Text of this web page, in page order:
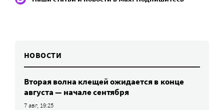
НОВОСТИ
Вторая волна клещей ожидается в конце
августа — начале сентября
7 авг, 19:25